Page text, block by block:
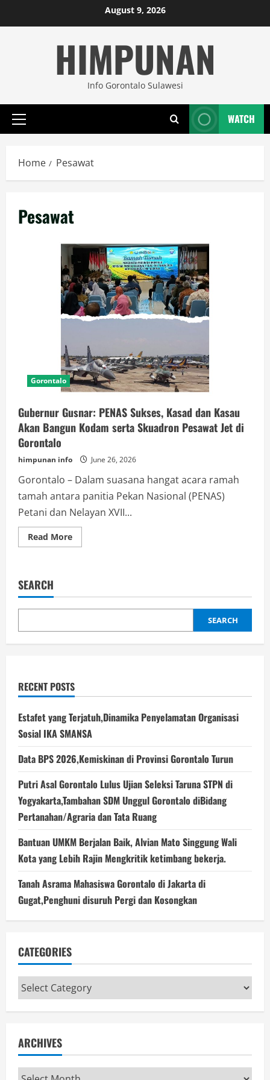
to
August 9, 2026
HIMPUNAN
Info Gorontalo Sulawesi
Primary
WATCH
Home Pesawat
Pesawat
Gorontalo
Gubernur Gusnar: PENAS Sukses, Kasad dan Kasau
Akan Bangun Kodam serta Skuadron Pesawat Jet di
Gorontalo
himpunan info June 26, 2026
Gorontalo – Dalam suasana hangat acara ramah
tamah antara panitia Pekan Nasional (PENAS)
Petani dan Nelayan XVII...
Read MoreRead
more
Kasad
Kasau
Bangun
serta
Gorontalo
SEARCH
SEARCH
RECENT POSTS
Estafet yang Terjatuh,Dinamika Penyelamatan Organisasi
Sosial IKA SMANSA
Data BPS 2026,Kemiskinan di Provinsi Gorontalo Turun
Putri Asal Gorontalo Lulus Ujian Seleksi Taruna STPN di
Yogyakarta,Tambahan SDM Unggul Gorontalo diBidang
Pertanahan/Agraria dan Tata Ruang
Bantuan UMKM Berjalan Baik, Alvian Mato Singgung Wali
Kota yang Lebih Rajin Mengkritik ketimbang bekerja.
Tanah Asrama Mahasiswa Gorontalo di Jakarta di
Gugat,Penghuni disuruh Pergi dan Kosongkan
CATEGORIES
Categories
ARCHIVES
Archives